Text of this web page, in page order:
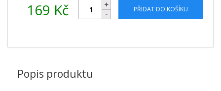
169 Kč PŘIDAT DO KOŠÍKU
Popis produktu